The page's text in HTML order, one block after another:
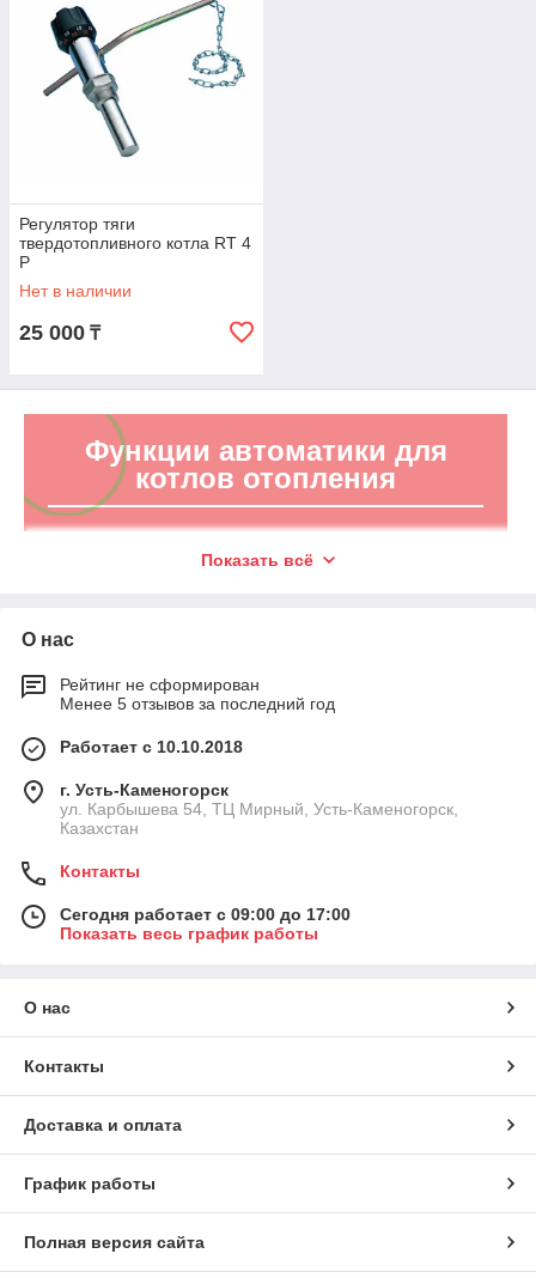
Регулятор тяги
твердотопливного котла RT 4
P
Нет в наличии
25 000 ₸
Функции автоматики для
котлов отопления
спросом пользуются полуавтоматические и
автоматические котлы. Полуавтоматические агрегаты
самостоятельно.
следующие задачи:
защита оборудования от перегрева;
Показать всё
О нас
Рейтинг не сформирован
Менее 5 отзывов за последний год
Работает с 10.10.2018
г. Усть-Каменогорск
ул. Карбышева 54, ТЦ Мирный, Усть-Каменогорск,
Казахстан
Контакты
Сегодня работает с 09:00 до 17:00
Показать весь график работы
О нас
Контакты
Доставка и оплата
График работы
Полная версия сайта